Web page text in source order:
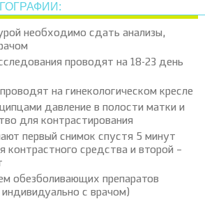
необходимо сдать анализы,
проводят на 18-23 день
на гинекологическом кресле
давление в полости матки и
для контрастирования
первый снимок спустя 5 минут
контрастного средства и второй –
обезболивающих препаратов
с врачом)